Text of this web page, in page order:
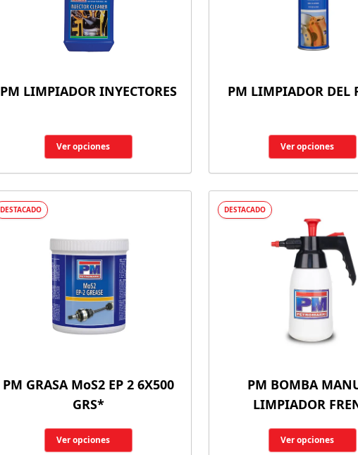
PM LIMPIADOR INYECTORES
Ver opciones
PM LIMPIADOR DEL
Ver opciones
DESTACADO
PM GRASA MoS2 EP 2 6X500
GRS*
Ver opciones
DESTACADO
PM BOMBA
LIMPIADOR
Ver opciones